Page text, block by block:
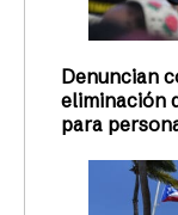
Denuncian
eliminación
para